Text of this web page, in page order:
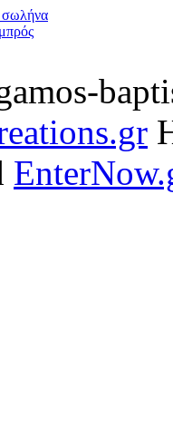
σωλήνα